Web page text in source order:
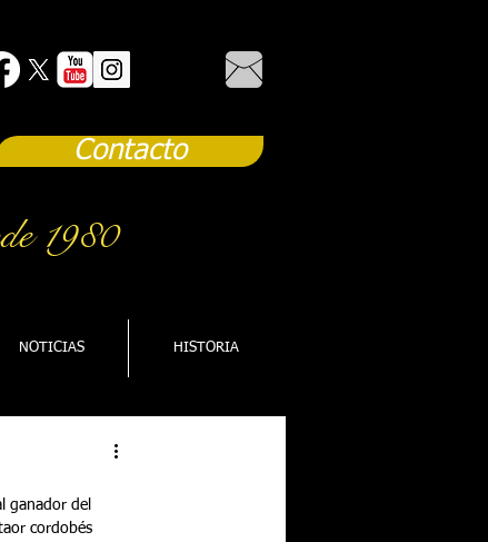
Contacto
1980
NOTICIAS HISTORIA
ganador del
cordobés